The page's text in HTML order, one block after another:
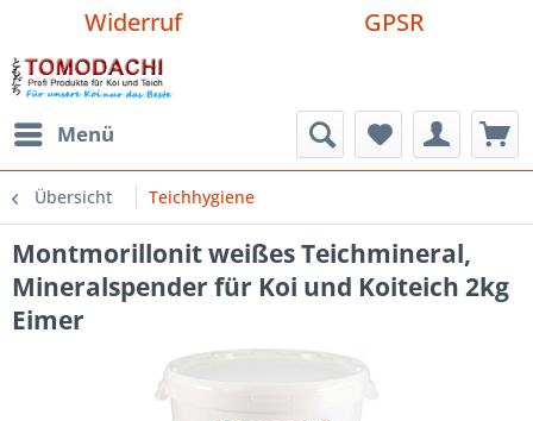
Widerruf GPSR
Menü
Übersicht Teichhygiene
Montmorillonit weißes Teichmineral,
Mineralspender für Koi und Koiteich 2kg
Eimer